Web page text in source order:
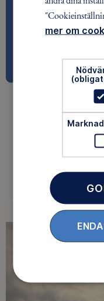
Gilla och följ
mer om